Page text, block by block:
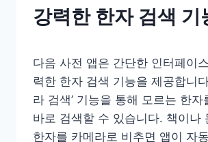
강력한 한자 검색 기
다음 사전 앱은 간단한 인터페이
력한 한자 검색 기능을 제공합니
라 검색’ 기능을 통해 모르는 한자
바로 검색할 수 있습니다. 책이나
한자를 카메라로 비추면 앱이 자